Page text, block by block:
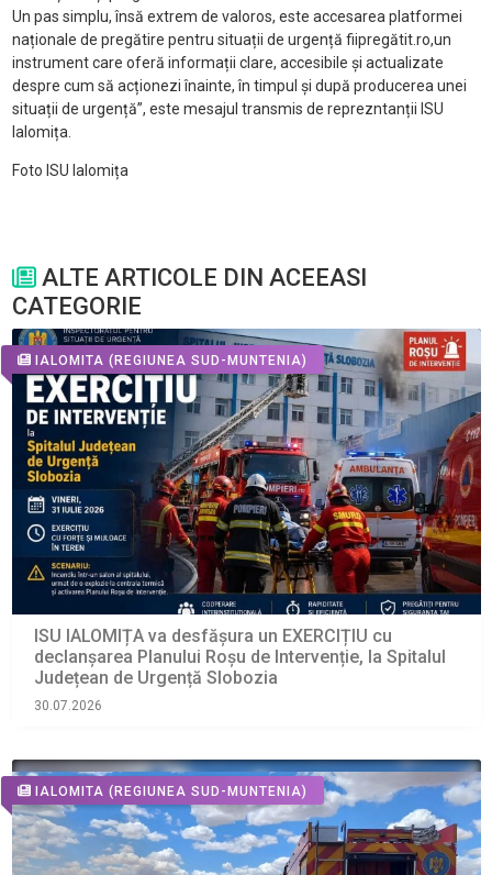
Un pas simplu, însă extrem de valoros, este accesarea platformei
naționale de pregătire pentru situații de urgență fiipregătit.ro,un
instrument care oferă informații clare, accesibile și actualizate
despre cum să acționezi înainte, în timpul și după producerea unei
situații de urgență”, este mesajul transmis de reprezntanții ISU
Ialomița.
Foto ISU Ialomița
ALTE ARTICOLE DIN ACEEASI
CATEGORIE
IALOMITA (REGIUNEA SUD-MUNTENIA)
ISU IALOMIȚA va desfășura un EXERCIȚIU cu
declanșarea Planului Roșu de Intervenție, la Spitalul
Județean de Urgență Slobozia
30.07.2026
IALOMITA (REGIUNEA SUD-MUNTENIA)